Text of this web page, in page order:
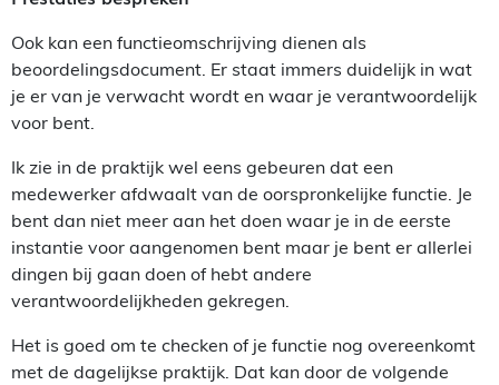
Ook kan een functieomschrijving dienen als
beoordelingsdocument. Er staat immers duidelijk in wat
je er van je verwacht wordt en waar je verantwoordelijk
voor bent.
Ik zie in de praktijk wel eens gebeuren dat een
medewerker afdwaalt van de oorspronkelijke functie. Je
bent dan niet meer aan het doen waar je in de eerste
instantie voor aangenomen bent maar je bent er allerlei
dingen bij gaan doen of hebt andere
verantwoordelijkheden gekregen.
Het is goed om te checken of je functie nog overeenkomt
met de dagelijkse praktijk. Dat kan door de volgende